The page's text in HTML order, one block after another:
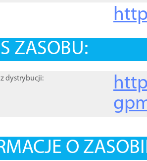
ZASOBU:
dystrybucji:
O